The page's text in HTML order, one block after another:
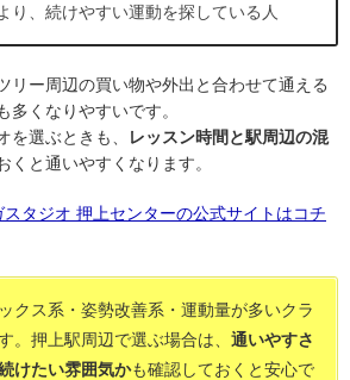
り、続けやすい運動を探している人
リー周辺の買い物や外出と合わせて通える
多くなりやすいです。
を選ぶときも、
レッスン時間と駅周辺の混
くと通いやすくなります。
タジオ 押上センターの公式サイトはコチ
クス系・姿勢改善系・運動量が多いクラ
。押上駅周辺で選ぶ場合は、 通いやすさ
けたい雰囲気かも確認しておくと安心で